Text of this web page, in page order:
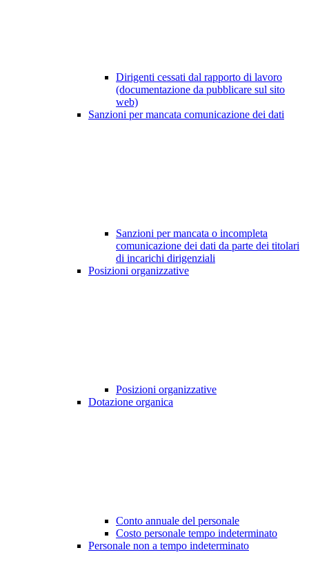
Dirigenti cessati dal rapporto di lavoro
(documentazione da pubblicare sul sito
web)
Sanzioni per mancata comunicazione dei dati
Sanzioni per mancata o incompleta
comunicazione dei dati da parte dei titolari
di incarichi dirigenziali
Posizioni organizzative
Posizioni organizzative
Dotazione organica
Conto annuale del personale
Costo personale tempo indeterminato
Personale non a tempo indeterminato